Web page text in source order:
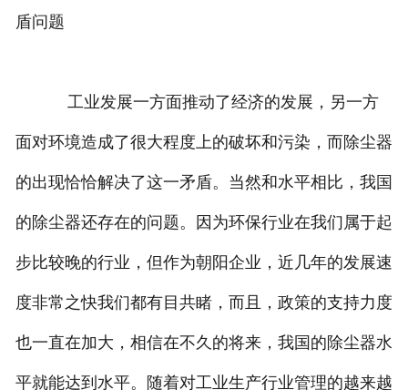
盾问题
工业发展一方面推动了经济的发展，另一方
面对环境造成了很大程度上的破坏和污染，而除尘器
的出现恰恰解决了这一矛盾。当然和水平相比，我国
的除尘器还存在的问题。因为环保行业在我们属于起
步比较晚的行业，但作为朝阳企业，近几年的发展速
度非常之快我们都有目共睹，而且，政策的支持力度
也一直在加大，相信在不久的将来，我国的除尘器水
平就能达到水平。随着对工业生产行业管理的越来越